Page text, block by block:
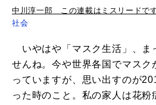
中川淳一郎 この連載はミスリードで
社会
いやはや「マスク生活」、ま
せんね。今や世界各国でマスク
っていますが、思い出すのが
った時のこと。私の家人は花粉